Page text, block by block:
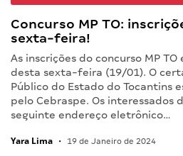
Concurso MP TO:
sexta-feira!
As inscrições do concurso MP
desta sexta-feira (19/01). O
Público do Estado do Tocantins
pelo Cebraspe. Os interessados
seguinte endereço eletrônico…
Yara Lima • 19 de Janeiro de 2024